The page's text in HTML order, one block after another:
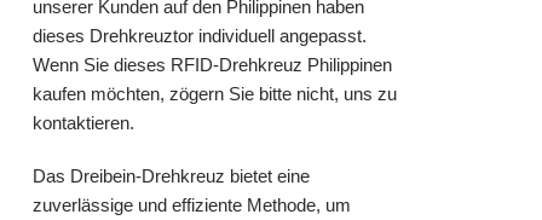
unserer Kunden auf den Philippinen haben
dieses Drehkreuztor individuell angepasst.
Wenn Sie dieses RFID-Drehkreuz Philippinen
kaufen möchten, zögern Sie bitte nicht, uns zu
kontaktieren.
Das Dreibein-Drehkreuz bietet eine
zuverlässige und effiziente Methode, um